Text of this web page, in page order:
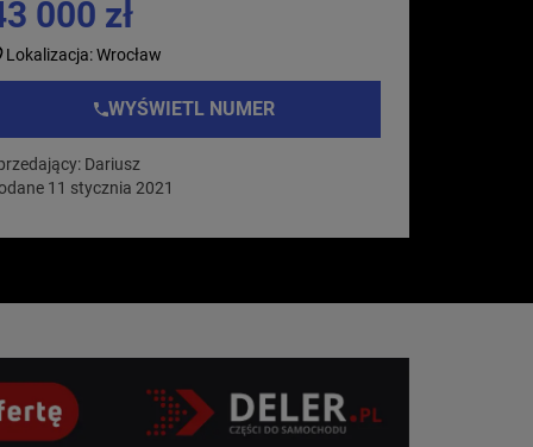
000 zł
Lokalizacja: Wrocław
WYŚWIETL NUMER
Dariusz
11 stycznia 2021